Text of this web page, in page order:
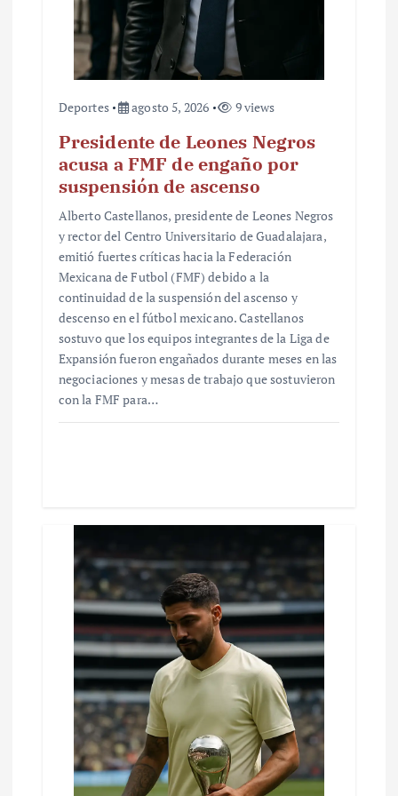
Deportes agosto 5, 2026 9 views
Presidente de Leones Negros
acusa a FMF de engaño por
suspensión de ascenso
Alberto Castellanos, presidente de Leones Negros
y rector del Centro Universitario de Guadalajara,
emitió fuertes críticas hacia la Federación
Mexicana de Futbol (FMF) debido a la
continuidad de la suspensión del ascenso y
descenso en el fútbol mexicano. Castellanos
sostuvo que los equipos integrantes de la Liga de
Expansión fueron engañados durante meses en las
negociaciones y mesas de trabajo que sostuvieron
con la FMF para…